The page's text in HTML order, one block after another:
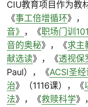
CIU教育项目作为教
《事工倍增循环》，
音》 ，《职场门训101
音的奥秘》，《求主
献选读》，《透视保
Paul），《ACSI圣
治》（1116课），《
法》，《救赎科学》